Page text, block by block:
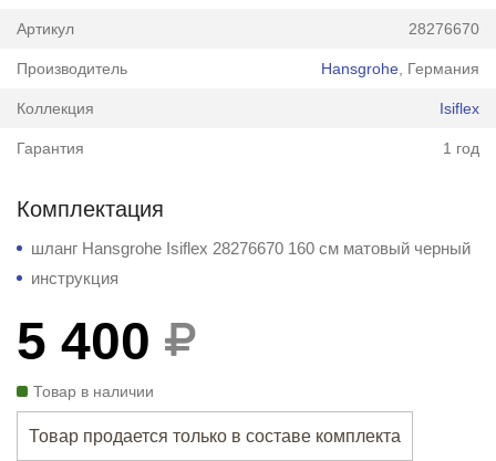
Артикул 28276670
Производитель Hansgrohe , Германия
Коллекция Isiflex
Гарантия 1 год
Комплектация
шланг Hansgrohe Isiflex 28276670 160 см матовый черный
инструкция
5 400
Товар в наличии
Товар продается только в составе комплекта